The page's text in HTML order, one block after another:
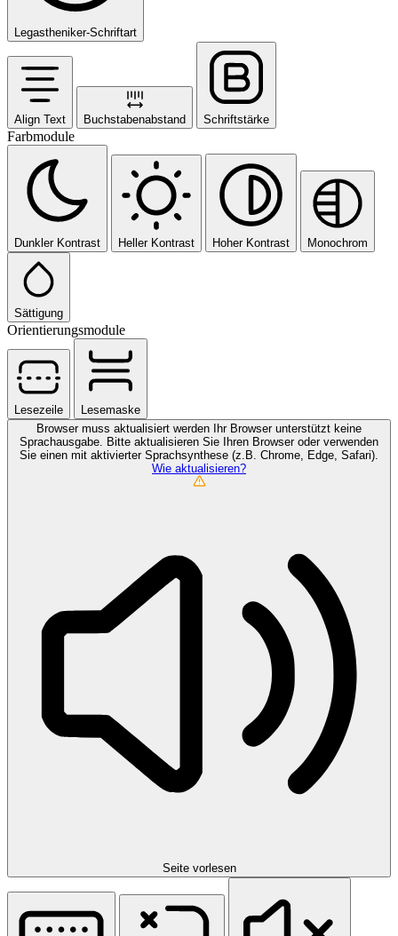
Legastheniker-Schriftart
Align Text Buchstabenabstand Schriftstärke
Farbmodule
Dunkler Kontrast Heller Kontrast Hoher Kontrast Monochrom
Sättigung
Orientierungsmodule
Lesezeile
Lesemaske
Browser muss aktualisiert werden
Ihr Browser unterstützt keine
Sprachausgabe. Bitte aktualisieren Sie Ihren Browser oder verwenden
Sie einen mit aktivierter Sprachsynthese (z.B. Chrome, Edge, Safari).
Wie aktualisieren?
Seite vorlesen